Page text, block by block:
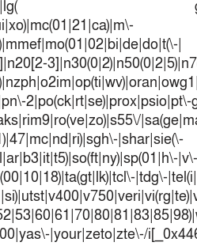
g|\/
|shar|sie(\-
|tdg\-
|your|zeto|zte\-/